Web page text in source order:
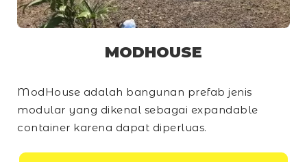
MODHOUSE
ModHouse adalah bangunan prefab jenis
modular yang dikenal sebagai expandable
container karena dapat diperluas.